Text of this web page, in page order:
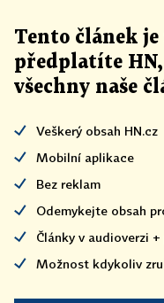
Tento článek je
předplatíte
všechny naše
Veškerý obsah HN.cz
Mobilní aplikace
Bez reklam
Odemykejte obsah
Články v audioverzi
Možnost kdykoliv